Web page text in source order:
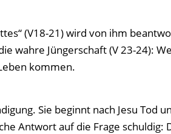
(V18-21) wird von ihm
wahre Jüngerschaft (V 23-24):
kommen.
Sie beginnt nach Jesu Tod
Antwort auf die Frage schuldig: